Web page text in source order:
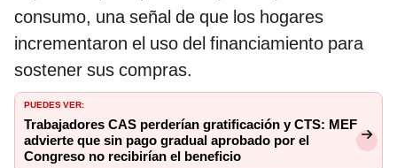
consumo, una señal de que los hogares
incrementaron el uso del financiamiento para
sostener sus compras.
PUEDES VER:
Trabajadores CAS perderían gratificación y CTS: MEF
advierte que sin pago gradual aprobado por el
Congreso no recibirían el beneficio